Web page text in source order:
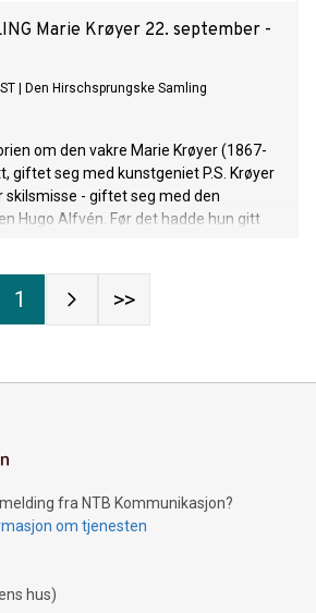
Marie Krøyer 22. september -
Den Hirschsprungske Samling
om den vakre Marie Krøyer (1867-
giftet seg med kunstgeniet P.S. Krøyer
skilsmisse - giftet seg med den
Hugo Alfvén. Før det hadde hun gitt
og innredning av hjemmet.
1 >>
fra NTB Kommunikasjon?
om tjenesten
hus)